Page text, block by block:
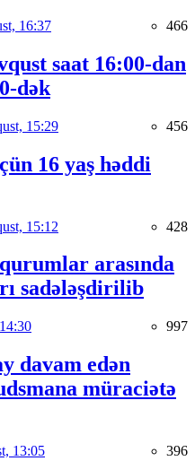
16:37 466
saat 16:00-dan
dək
15:29 456
16 yaş həddi
15:12 428
arasında
sadələşdirilib
997
davam edən
müraciətə
13:05 396